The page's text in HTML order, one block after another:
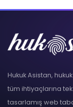
Hukuk Asistan,
tüm ihtiyaçlarına
tasarlamış web